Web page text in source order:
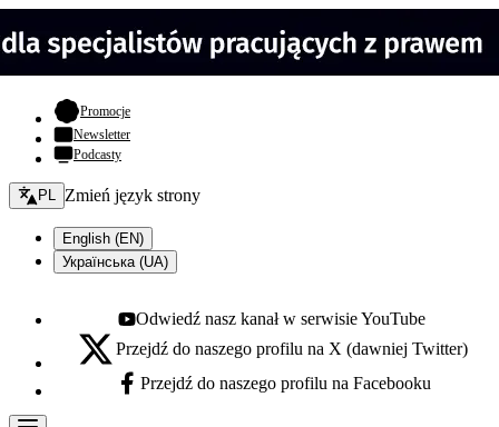
Promocje- otwiera się w nowej karcie
Newsletter
Podcasty
Zmień język - bieżący:
PL Zmień język strony
English (EN)
Українська (UA)
Youtube - otwiera się w nowej karcie
Odwiedź nasz kanał w serwisie YouTube
X - otwiera się w nowej karcie
Przejdź do naszego profilu na X (dawniej Twitter)
Facebook - otwiera się w nowej karcie
Przejdź do naszego profilu na Facebooku